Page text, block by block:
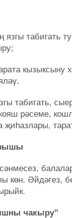
язгы табигать
кызыксыну
табигать,
рәсеме,
җиһазлары,
көн. Әйдәгез,
чакыру”